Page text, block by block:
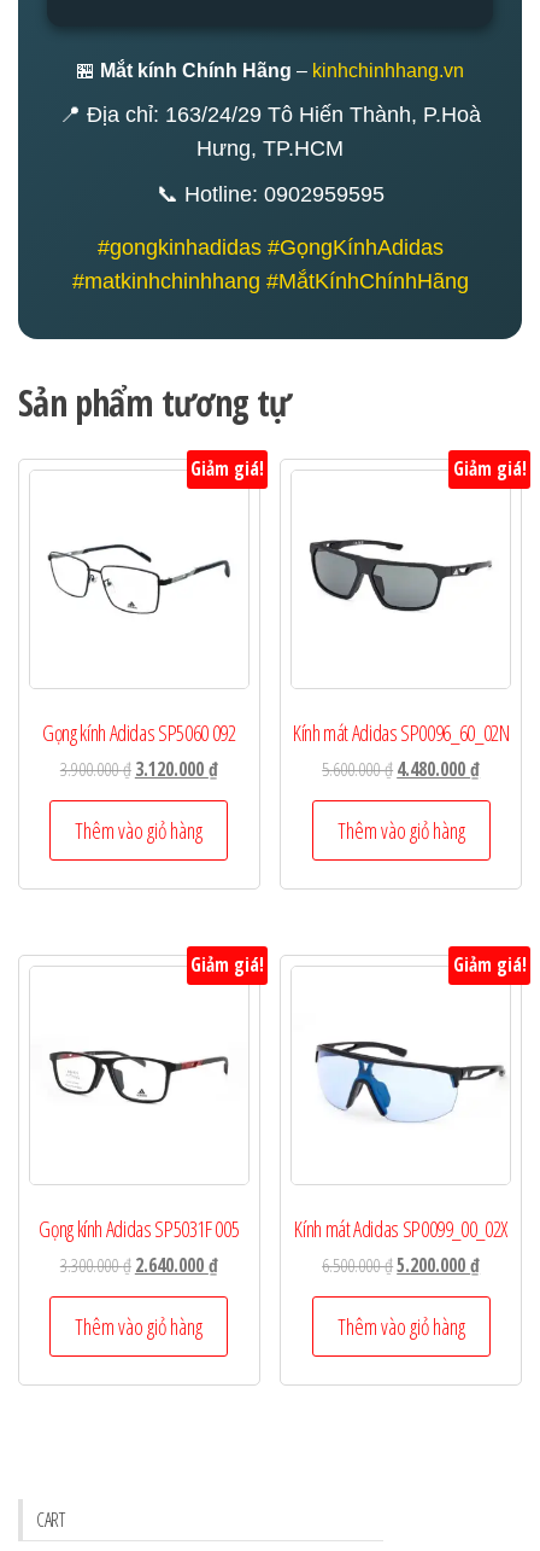
🏪 Mắt kính Chính Hãng – kinhchinhhang.vn
📍 Địa chỉ: 163/24/29 Tô Hiến Thành, P.Hoà
Hưng, TP.HCM
📞 Hotline: 0902959595
#gongkinhadidas #GọngKínhAdidas
#matkinhchinhhang #MắtKínhChínhHãng
Sản phẩm tương tự
Giảm giá!
Gọng kính Adidas SP5060 092
3.900.000₫Giá
gốc
là:
3.900.000 ₫.
3.120.000₫Giá
hiện
là:
3.120.000 ₫.
Thêm vào giỏ hàng
Giảm giá!
Kính mát Adidas SP0096_60_02N
5.600.000₫Giá
gốc
là:
5.600.000 ₫.
4.480.000₫Giá
hiện
là:
Thêm vào giỏ hàng
Giảm giá!
Gọng kính Adidas SP5031F 005
3.300.000₫Giá
gốc
là:
3.300.000 ₫.
2.640.000₫Giá
hiện
là:
2.640.000 ₫.
Thêm vào giỏ hàng
Giảm giá!
Kính mát Adidas SP0099_00_02X
6.500.000₫Giá
gốc
là:
6.500.000 ₫.
5.200.000₫Giá
hiện
là:
Thêm vào giỏ hàng
CART